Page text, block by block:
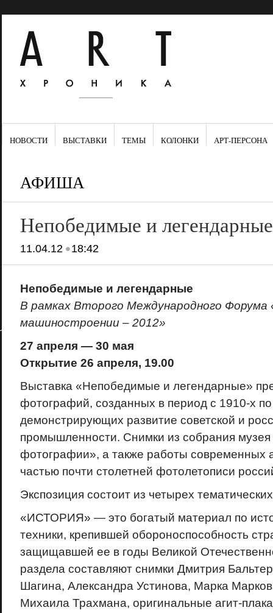
НОВОСТИ ВЫСТАВКИ ТЕМЫ КОЛОНКИ АРТ-ПЕРСОНА
АФИША
Непобедимые и легендарные
11.04.12•18:42
Непобедимые и легендарные
В рамках Второго Международного Форума
машиностроении – 2012»
27 апреля — 30 мая
Открытие 26 апреля, 19.00
Выставка «Непобедимые и легендарные»
фотографий, созданных в период с 1910-х по
демонстрирующих развитие советской и
промышленности. Снимки из собрания
фотографии», а также работы современных
частью почти столетней фотолетописи
Экспозиция состоит из четырех
«ИСТОРИЯ» — это богатый материал по
техники, крепившей обороноспособность
защищавшей ее в годы Великой
раздела составляют снимки Дмитрия
Шагина, Александра Устинова, Марка
Михаила Трахмана, оригинальные агит-